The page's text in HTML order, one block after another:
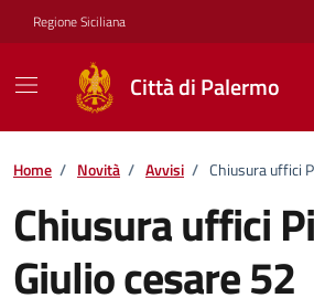
Vai ai contenuti
Vai al footer
Regione Siciliana
Città di Palermo
Home / Novità / Avvisi / Chiusura uffici
Chiusura uffici
Giulio cesare 52